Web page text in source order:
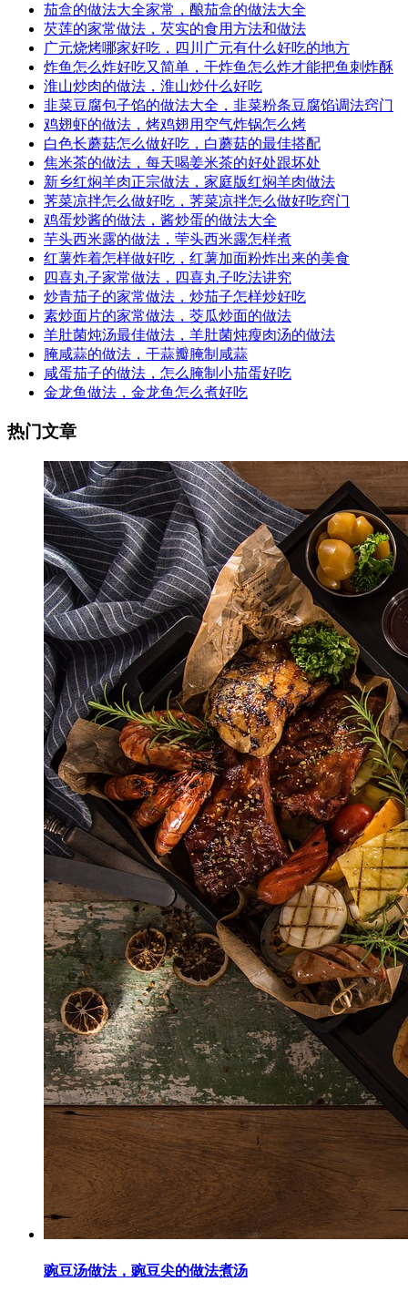
茄盒的做法大全家常，酿茄盒的做法大全
芡莲的家常做法，芡实的食用方法和做法
广元烧烤哪家好吃，四川广元有什么好吃的地方
炸鱼怎么炸好吃又简单，干炸鱼怎么炸才能把鱼刺炸酥
淮山炒肉的做法，淮山炒什么好吃
韭菜豆腐包子馅的做法大全，韭菜粉条豆腐馅调法窍门
鸡翅虾的做法，烤鸡翅用空气炸锅怎么烤
白色长蘑菇怎么做好吃，白蘑菇的最佳搭配
焦米茶的做法，每天喝姜米茶的好处跟坏处
新乡红焖羊肉正宗做法，家庭版红焖羊肉做法
荠菜凉拌怎么做好吃，荠菜凉拌怎么做好吃窍门
鸡蛋炒酱的做法，酱炒蛋的做法大全
芋头西米露的做法，荢头西米露怎样煮
红薯炸着怎样做好吃，红薯加面粉炸出来的美食
四喜丸子家常做法，四喜丸子吃法讲究
炒青茄子的家常做法，炒茄子怎样炒好吃
素炒面片的家常做法，茭瓜炒面的做法
羊肚菌炖汤最佳做法，羊肚菌炖瘦肉汤的做法
腌咸蒜的做法，干蒜瓣腌制咸蒜
咸蛋茄子的做法，怎么腌制小茄蛋好吃
金龙鱼做法，金龙鱼怎么煮好吃
热门文章
豌豆汤做法，豌豆尖的做法煮汤